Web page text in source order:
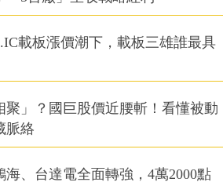
載板漲價潮下，載板三雄誰最具
聚」？國巨股價近腰斬！看懂被動
脈絡
、台達電全面轉強，4萬2000點